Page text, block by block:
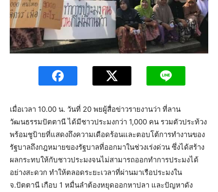
เมื่อเวลา 10.00 น. วันที่ 20 พยผู้สื่อข่าวรายงานว่า ที่ลาน
วัฒนธรรมปัตตานี ได้มีชาวประมงกว่า 1,000 คน รวมตัวประท้วง
พร้อมชูป้ายที่แสดงถึงความเดือดร้อนและตอบโต้การทำงานของ
รัฐบาลถึงกฎหมายของรัฐบาลที่ออกมาในช่วงเร่งด่วน ซึ่งได้สร้าง
ผลกระทบให้กับชาวประมงจนไม่สามารถออกทำการประมงได้
อย่างสะดวก ทำให้ตลอดระยะเวลาที่ผ่านมาเรือประมงใน
จ.ปัตตานี เกือบ 1 หมื่นลำต้องหยุดออกหาปลา และปัญหาดัง